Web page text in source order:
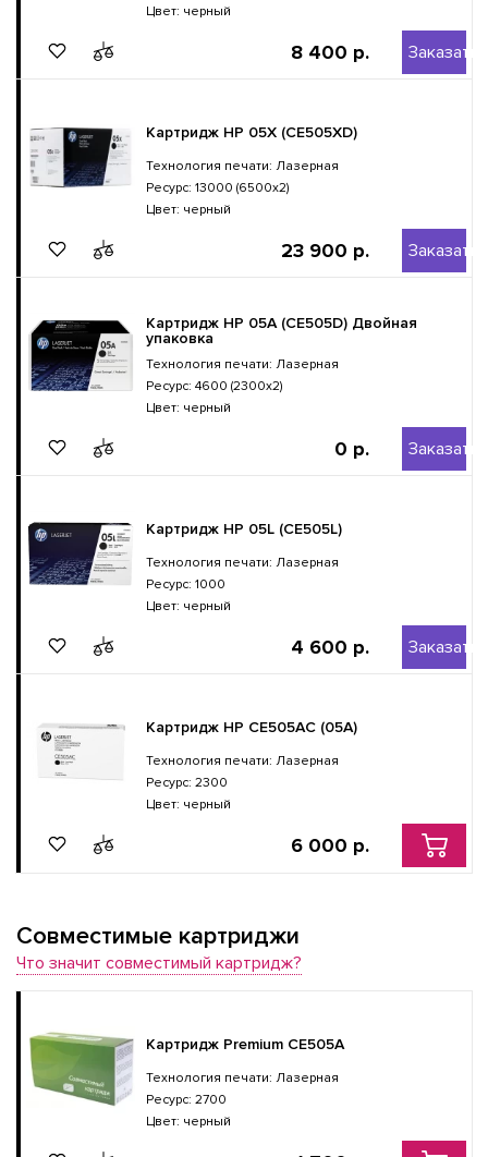
Цвет: черный
8 400 р. Заказать
Картридж HP 05X (CE505XD)
Технология печати: Лазерная
Ресурс: 13000 (6500x2)
Цвет: черный
23 900 р. Заказать
Картридж HP 05A (CE505D) Двойная
упаковка
Технология печати: Лазерная
Ресурс: 4600 (2300x2)
Цвет: черный
0 р. Заказать
Картридж HP 05L (CE505L)
Технология печати: Лазерная
Ресурс: 1000
Цвет: черный
4 600 р. Заказать
Картридж HP CE505AC (05A)
Технология печати: Лазерная
Ресурс: 2300
Цвет: черный
6 000 р.
Совместимые картриджи
Что значит совместимый картридж?
Картридж Premium CE505A
Технология печати: Лазерная
Ресурс: 2700
Цвет: черный